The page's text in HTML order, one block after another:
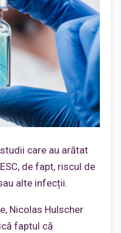
care au arătat
de fapt, riscul de
alte infecții.
Nicolas Hulscher
faptul că